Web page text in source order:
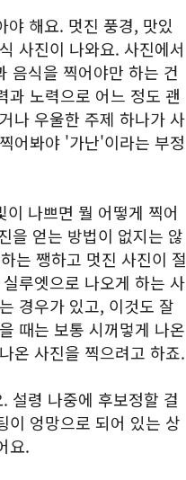
해요. 멋진 풍경, 맛있
사진이 나와요. 사진에서
음식을 찍어야만 하는 건
과 노력으로 어느 정도 괜
나 우울한 주제 하나가 사
어봐야 '가난'이라는 부정
나쁘면 뭘 어떻게 찍어
을 얻는 방법이 없지는 않
는 쨍하고 멋진 사진이 절
루엣으로 나오게 하는 사
경우가 있고, 이것도 잘
때는 보통 시꺼멓게 나온
온 사진을 찍으려고 하죠.
설령 나중에 후보정할 걸
이 엉망으로 되어 있는 상
요.